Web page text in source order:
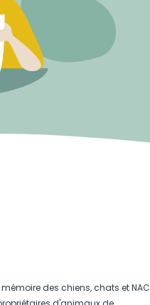
des chiens, chats et NAC